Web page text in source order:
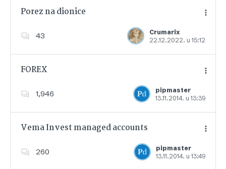
Porez na dionice
43
Crumarix
22.12.2022. u 15:12
Dodajte u favorite
FOREX
1,946
pipmaster
13.11.2014. u 13:39
Dodajte u favorite
Vema Invest managed accounts
260
pipmaster
13.11.2014. u 13:49
Dodajte u favorite